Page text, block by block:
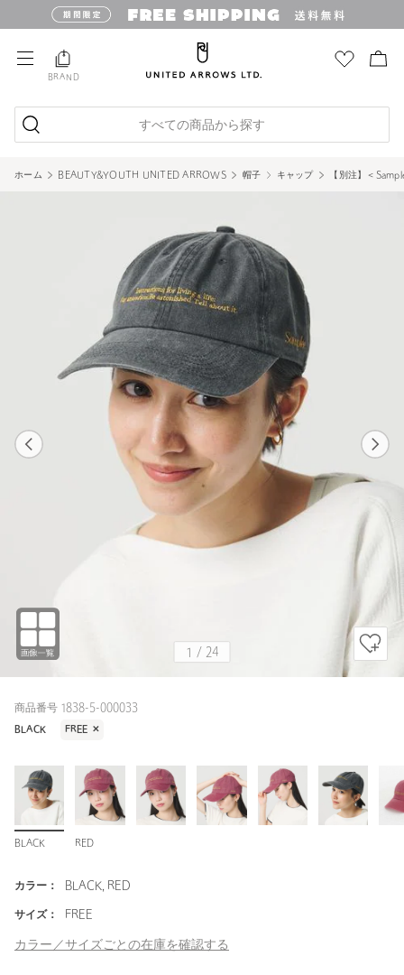
BRAND
すべての商品から探す
ホーム BEAUTY&YOUTH UNITED ARROWS 帽子 キャップ 【別注】＜
1 / 24
商品番号 1838-5-000033
BLACK FREE ✕
BLACK RED
カラー： BLACK, RED
サイズ： FREE
カラー／サイズごとの在庫を確認する
BLACK
RED / FREE
161cm